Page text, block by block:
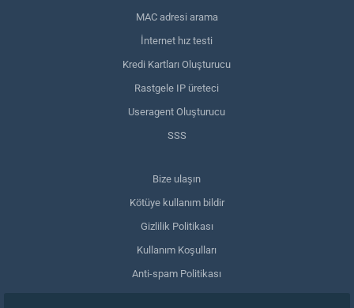
MAC adresi arama
İnternet hız testi
Kredi Kartları Oluşturucu
Rastgele IP üreteci
Useragent Oluşturucu
SSS
Bize ulaşın
Kötüye kullanım bildir
Gizlilik Politikası
Kullanım Koşulları
Anti-spam Politikası